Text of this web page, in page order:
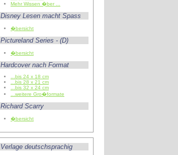
Mehr Wissen �ber ...
Disney Lesen macht Spass
�bersicht
Pictureland Series - (D)
�bersicht
Hardcover nach Format
...bis 24 x 18 cm
...bis 28 x 21 cm
...bis 32 x 24 cm
...weitere Gro�formate
Richard Scarry
�bersicht
Verlage deutschsprachig